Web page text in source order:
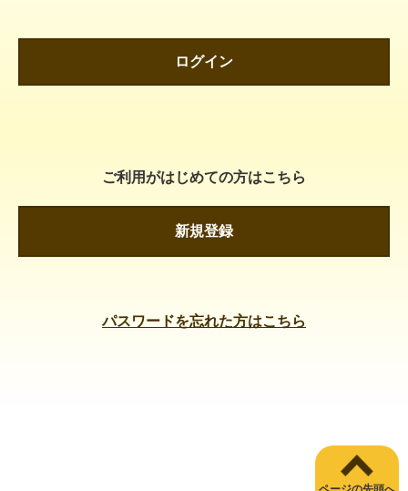
ログイン
ご利用がはじめての方はこちら
新規登録
パスワードを忘れた方はこちら